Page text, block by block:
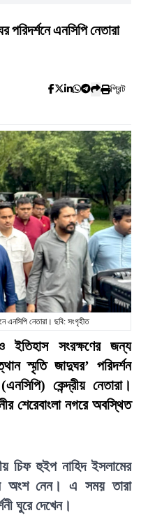
এনসিপি নেতারা
প্রিন্ট
এনসিপি নেতারা। ছবি: সংগৃহীত
ইতিহাস সংরক্ষণের জন্য
স্মৃতি জাদুঘর’ পরিদর্শন
কেন্দ্রীয় নেতারা।
শেরেবাংলা নগরে অবস্থিত
চিফ হুইপ নাহিদ ইসলামের
অংশ নেন। এ সময় তারা
ঘুরে দেখেন।